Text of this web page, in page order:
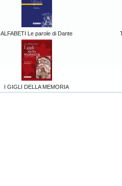
ALFABETI Le parole di Dante
I GIGLI DELLA MEMORIA